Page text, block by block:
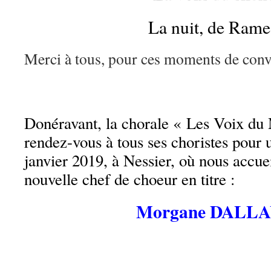
La nuit, de
Merci à tous, pour ces moments de
Donéravant, la chorale « Les Voix du
rendez-vous à tous ses choristes
janvier 2019, à Nessier, où nous
nouvelle chef de choeur en titre :
Morgane